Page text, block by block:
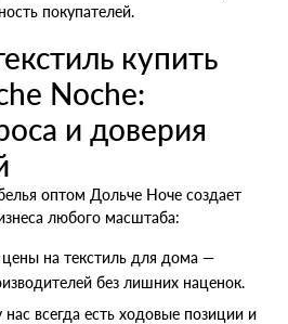
покупателей.
купить
Noche:
и доверия
оптом Дольче Ноче создает
любого масштаба:
на текстиль для дома —
без лишних наценок.
всегда есть ходовые позиции и